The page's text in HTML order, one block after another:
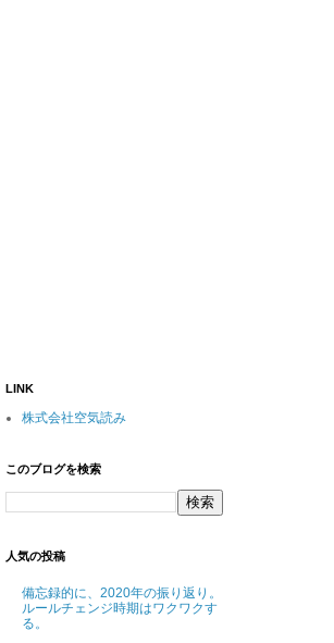
LINK
株式会社空気読み
このブログを検索
人気の投稿
備忘録的に、2020年の振り返り。
ルールチェンジ時期はワクワクす
る。